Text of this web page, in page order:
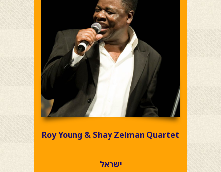
Roy Young & Shay Zelman Quartet
ישראל